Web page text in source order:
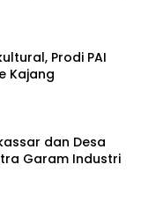
Prodi PAI
Kajang
dan Desa
Garam Industri